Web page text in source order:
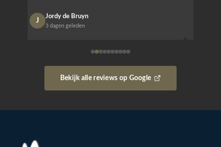
J
Jordy de Bruyn
3 dagen geleden
Bekijk alle reviews op Google